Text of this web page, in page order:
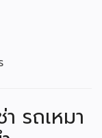
รถเหมา